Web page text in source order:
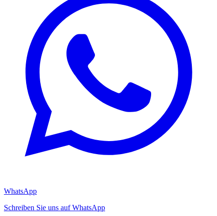
WhatsApp
Schreiben Sie uns auf WhatsApp